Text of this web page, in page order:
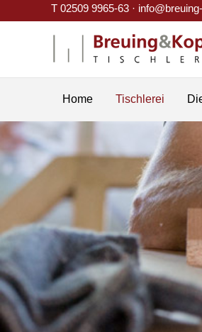
Inhalt
T 02509 9965-63 ·
Home Tischlerei